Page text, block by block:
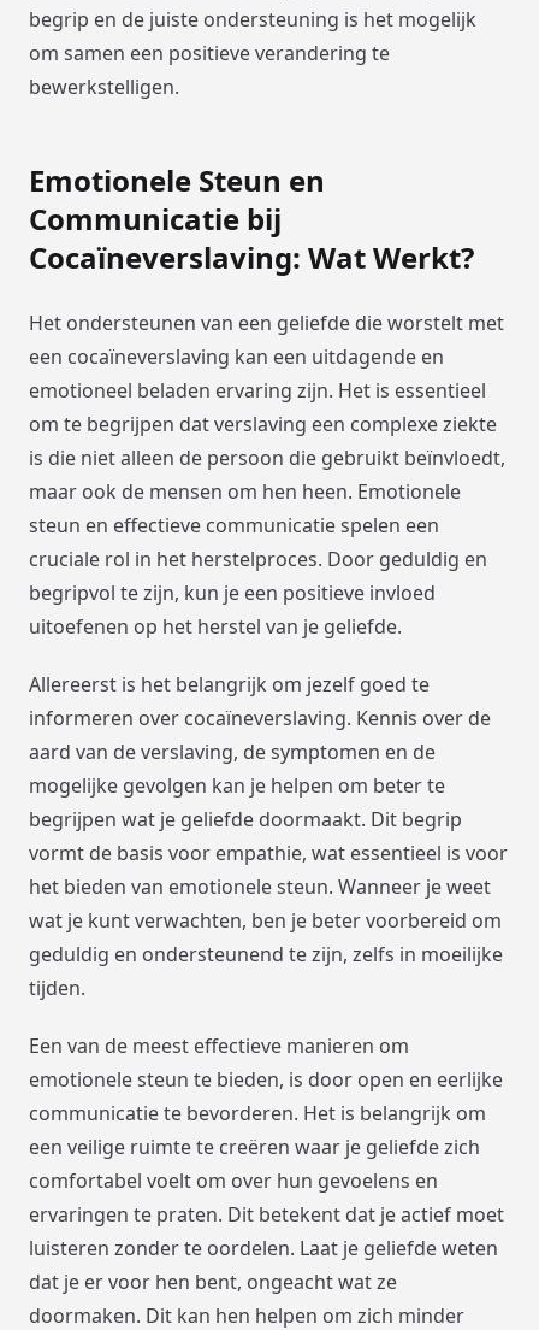
begrip en de juiste ondersteuning is het mogelijk
om samen een positieve verandering te
bewerkstelligen.
Emotionele Steun en
Communicatie bij
Cocaïneverslaving: Wat Werkt?
Het ondersteunen van een geliefde die worstelt met
een cocaïneverslaving kan een uitdagende en
emotioneel beladen ervaring zijn. Het is essentieel
om te begrijpen dat verslaving een complexe ziekte
is die niet alleen de persoon die gebruikt beïnvloedt,
maar ook de mensen om hen heen. Emotionele
steun en effectieve communicatie spelen een
cruciale rol in het herstelproces. Door geduldig en
begripvol te zijn, kun je een positieve invloed
uitoefenen op het herstel van je geliefde.
Allereerst is het belangrijk om jezelf goed te
informeren over cocaïneverslaving. Kennis over de
aard van de verslaving, de symptomen en de
mogelijke gevolgen kan je helpen om beter te
begrijpen wat je geliefde doormaakt. Dit begrip
vormt de basis voor empathie, wat essentieel is voor
het bieden van emotionele steun. Wanneer je weet
wat je kunt verwachten, ben je beter voorbereid om
geduldig en ondersteunend te zijn, zelfs in moeilijke
tijden.
Een van de meest effectieve manieren om
emotionele steun te bieden, is door open en eerlijke
communicatie te bevorderen. Het is belangrijk om
een veilige ruimte te creëren waar je geliefde zich
comfortabel voelt om over hun gevoelens en
ervaringen te praten. Dit betekent dat je actief moet
luisteren zonder te oordelen. Laat je geliefde weten
dat je er voor hen bent, ongeacht wat ze
doormaken. Dit kan hen helpen om zich minder